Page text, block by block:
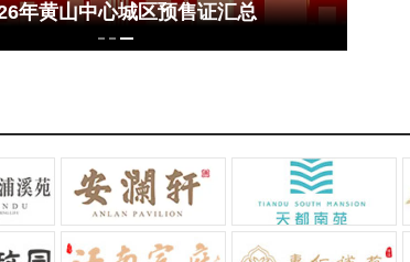
搜狐焦点丨8月6日黄山楼市早报
2026年黄山中心城区土拍汇总